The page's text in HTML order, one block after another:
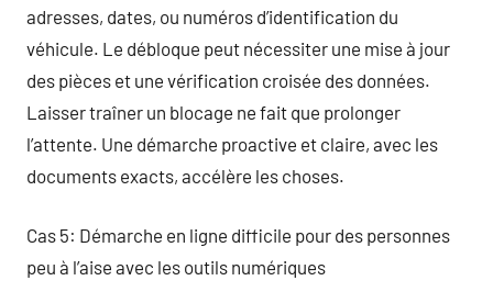
adresses, dates, ou numéros d’identification du
véhicule. Le débloque peut nécessiter une mise à jour
des pièces et une vérification croisée des données.
Laisser traîner un blocage ne fait que prolonger
l’attente. Une démarche proactive et claire, avec les
documents exacts, accélère les choses.
Cas 5: Démarche en ligne difficile pour des personnes
peu à l’aise avec les outils numériques